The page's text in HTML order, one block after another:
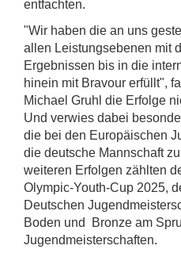
entfachten.
"Wir haben die an uns
allen Leistungsebenen mit
Ergebnissen bis in die
hinein mit Bravour erfüllt",
Michael Gruhl die Erfolge
Und verwies dabei
die bei den Europäischen
die deutsche Mannschaft
weiteren Erfolgen zählten
Olympic-Youth-Cup 2025,
Deutschen
Boden und Bronze am
Jugendmeisterschaften.